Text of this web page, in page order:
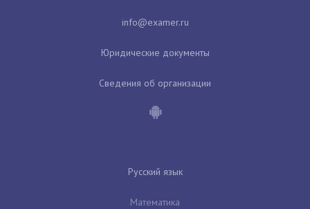
Юридические документы
Сведения об организации
Русский язык
Математика